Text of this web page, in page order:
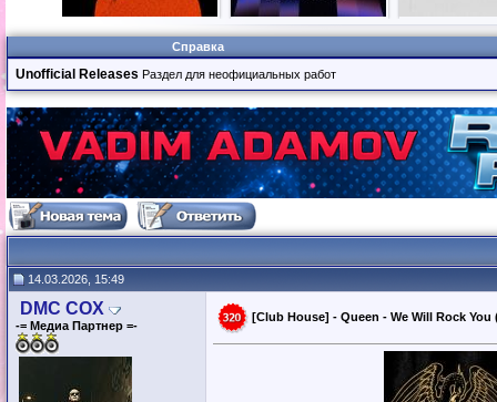
Справка
Unofficial Releases Раздел для неофициальных работ
14.03.2026, 15:49
DMC COX
-= Медиа Партнер =-
[Club House] - Queen - We Will Rock You